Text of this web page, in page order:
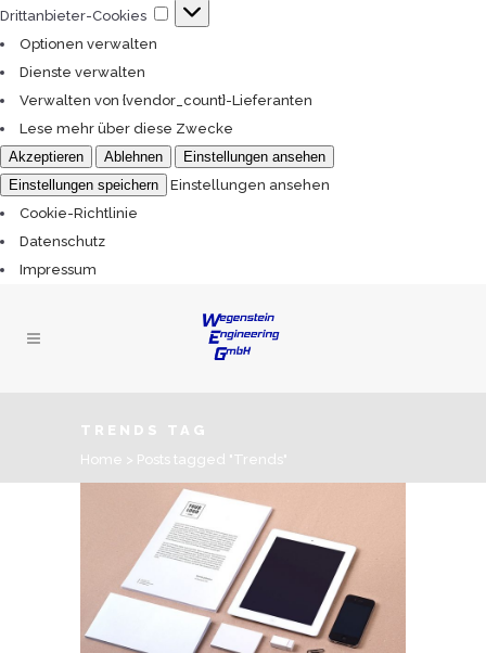
Drittanbieter-Cookies
Drittanbieter-
Optionen verwalten
Dienste verwalten
Verwalten von {vendor_count}-Lieferanten
Lese mehr über diese Zwecke
Akzeptieren
Ablehnen
Einstellungen ansehen
Einstellungen speichern
Einstellungen ansehen
Cookie-Richtlinie
Datenschutz
Impressum
TRENDS TAG
Home > Posts tagged "Trends"